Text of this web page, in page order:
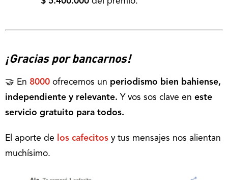
¡Gracias por bancarnos!
🤝 En 8000 ofrecemos un periodismo bien bahiense,
independiente y relevante. Y vos sos clave en este
servicio gratuito para todos.
El aporte de los cafecitos y tus mensajes nos alientan
muchísimo.